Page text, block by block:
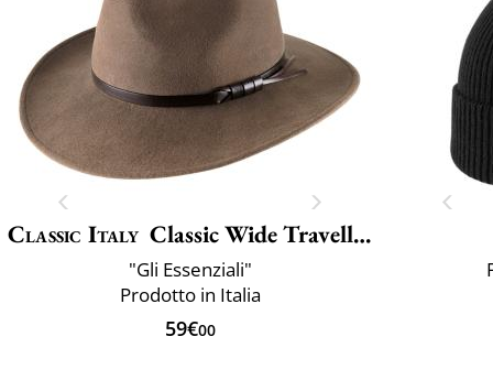
Classic Italy Classic Wide Traveller
"Gli Essenziali"
Prodotto in Italia
59€00